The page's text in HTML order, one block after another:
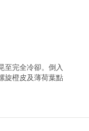
至完全冷卻。倒入
旋橙皮及薄荷葉點